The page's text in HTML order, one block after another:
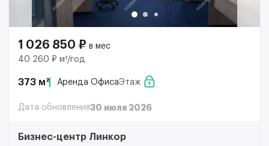
1 026 850 ₽ в мес
40 260 ₽ м²/год
373 м² Аренда ОфисаЭтаж
Дата обновления30 июля 2026
Бизнес-центр Линкор